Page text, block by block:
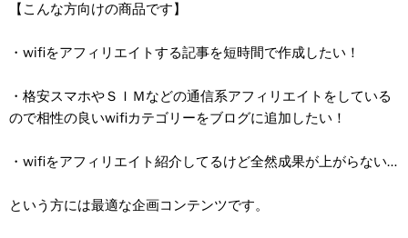
【こんな方向けの商品です】
・wifiをアフィリエイトする記事を短時間で作成したい！
・格安スマホやＳＩＭなどの通信系アフィリエイトをしている
ので相性の良いwifiカテゴリーをブログに追加したい！
・wifiをアフィリエイト紹介してるけど全然成果が上がらない…
という方には最適な企画コンテンツです。